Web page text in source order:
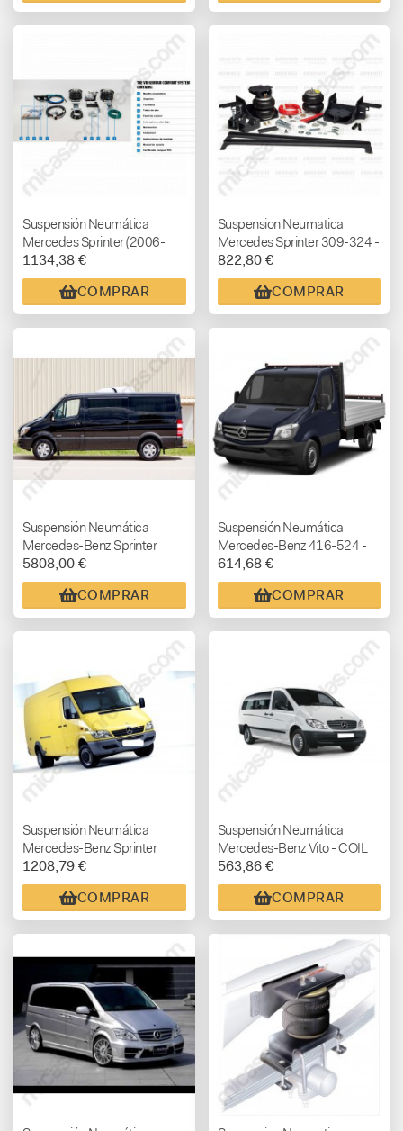
Suspensión Neumática
Mercedes Sprinter (2006-
2018) VB COMFORT
1134,38 €
COMPRAR
Suspension Neumatica
Mercedes Sprinter 309-324 -
2006-2017 SEMI AIR (NO
CHASIS ALKO)
822,80 €
COMPRAR
Suspensión Neumática
Mercedes-Benz Sprinter
209-324 - FULL AIR
5808,00 €
COMPRAR
Suspensión Neumática
Mercedes-Benz 416-524 -
SEMI AIR ( doble rueda
trasera )
614,68 €
COMPRAR
Suspensión Neumática
Mercedes-Benz Sprinter
408-416 - SEMI AIR
1208,79 €
COMPRAR
Suspensión Neumática
Mercedes-Benz Vito - COIL
RITE
563,86 €
COMPRAR